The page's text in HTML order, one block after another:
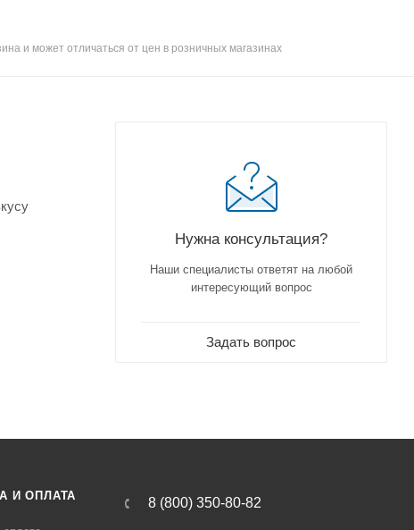
и может отличаться от цен в розничных магазинах
Нужна консультация?
Наши специалисты ответят на любой
интересующий вопрос
Задать вопрос
И ОПЛАТА 8 (800) 350-80-82